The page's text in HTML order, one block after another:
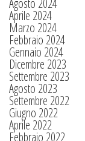
Agosto 2024
Aprile 2024
Marzo 2024
Febbraio 2024
Gennaio 2024
Dicembre 2023
Settembre 2023
Agosto 2023
Settembre 2022
Giugno 2022
Aprile 2022
Febbraio 2022